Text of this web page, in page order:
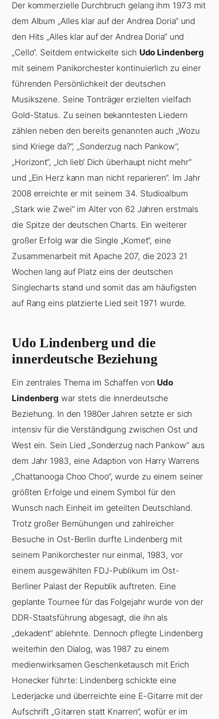
Der kommerzielle Durchbruch gelang ihm 1973 mit
dem Album „Alles klar auf der Andrea Doria“ und
den Hits „Alles klar auf der Andrea Doria“ und
„Cello“. Seitdem entwickelte sich Udo Lindenberg
mit seinem Panikorchester kontinuierlich zu einer
führenden Persönlichkeit der deutschen
Musikszene. Seine Tonträger erzielten vielfach
Gold-Status. Zu seinen bekanntesten Liedern
zählen neben den bereits genannten auch „Wozu
sind Kriege da?“, „Sonderzug nach Pankow“,
„Horizont“, „Ich lieb‘ Dich überhaupt nicht mehr“
und „Ein Herz kann man nicht reparieren“. Im Jahr
2008 erreichte er mit seinem 34. Studioalbum
„Stark wie Zwei“ im Alter von 62 Jahren erstmals
die Spitze der deutschen Charts. Ein weiterer
großer Erfolg war die Single „Komet“, eine
Zusammenarbeit mit Apache 207, die 2023 21
Wochen lang auf Platz eins der deutschen
Singlecharts stand und somit das am häufigsten
auf Rang eins platzierte Lied seit 1971 wurde.
Udo Lindenberg und die
innerdeutsche Beziehung
Ein zentrales Thema im Schaffen von Udo
Lindenberg war stets die innerdeutsche
Beziehung. In den 1980er Jahren setzte er sich
intensiv für die Verständigung zwischen Ost und
West ein. Sein Lied „Sonderzug nach Pankow“ aus
dem Jahr 1983, eine Adaption von Harry Warrens
„Chattanooga Choo Choo“, wurde zu einem seiner
größten Erfolge und einem Symbol für den
Wunsch nach Einheit im geteilten Deutschland.
Trotz großer Bemühungen und zahlreicher
Besuche in Ost-Berlin durfte Lindenberg mit
seinem Panikorchester nur einmal, 1983, vor
einem ausgewählten FDJ-Publikum im Ost-
Berliner Palast der Republik auftreten. Eine
geplante Tournee für das Folgejahr wurde von der
DDR-Staatsführung abgesagt, die ihn als
„dekadent“ ablehnte. Dennoch pflegte Lindenberg
weiterhin den Dialog, was 1987 zu einem
medienwirksamen Geschenketausch mit Erich
Honecker führte: Lindenberg schickte eine
Lederjacke und überreichte eine E-Gitarre mit der
Aufschrift „Gitarren statt Knarren“, wofür er im